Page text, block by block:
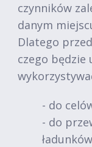
czynników
danym
Dlatego
czego będzie
- do
- do